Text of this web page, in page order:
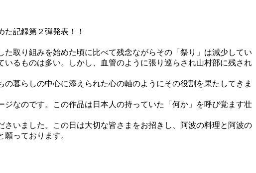
記録第２弾発表！！
取り組みを始めた頃に比べて残念ながらその「祭り」は減少してい
るものは多い。しかし、血管のように張り巡らされ山村部に残され
暮らしの中心に添えられた心の軸のようにその役割を果たしてきま
なのです。この作品は日本人の持っていた「何か」を呼び覚ます壮
いました。この日は大切な皆さまをお招きし、阿波の料理と阿波の
っております。